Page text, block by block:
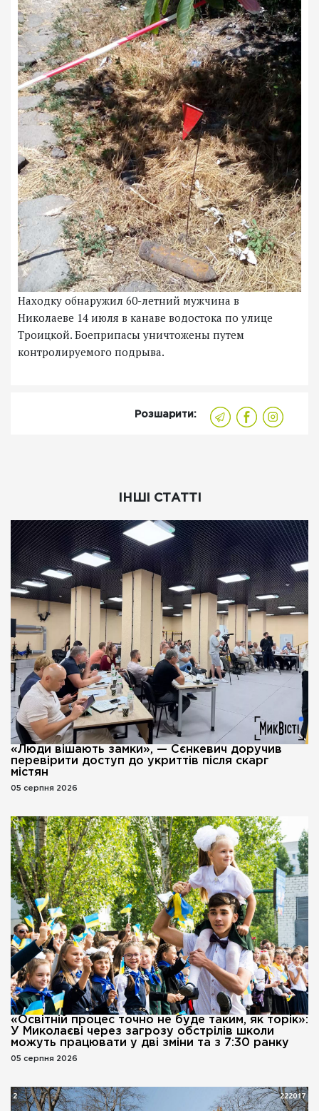
Находку обнаружил 60-летний мужчина в
Николаеве 14 июля в канаве водостока по улице
Троицкой. Боеприпасы уничтожены путем
контролируемого подрыва.
Розшарити:
ІНШІ СТАТТІ
«Люди вішають замки», — Сєнкевич доручив
перевірити доступ до укриттів після скарг
містян
05 серпня 2026
«Освітній процес точно не буде таким, як торік»:
У Миколаєві через загрозу обстрілів школи
можуть працювати у дві зміни та з 7:30 ранку
05 серпня 2026